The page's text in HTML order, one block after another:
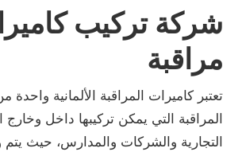
شركة تركيب
مراقبة
تعتبر كاميرات المراقبة الألمانية
المراقبة التي يمكن تركيبها داخل وخارج
التجارية والشركات والمدارس، حيث